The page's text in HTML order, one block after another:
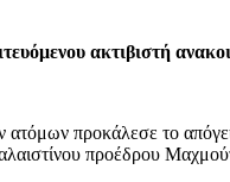
ακτιβιστή
προκάλεσε το
προέδρου